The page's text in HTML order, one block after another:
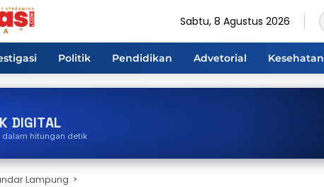
Sabtu, 8 Agustus 2026
Politik Pendidikan Advetorial Kesehatan
DIGITAL
dalam hitungan detik
Lampung